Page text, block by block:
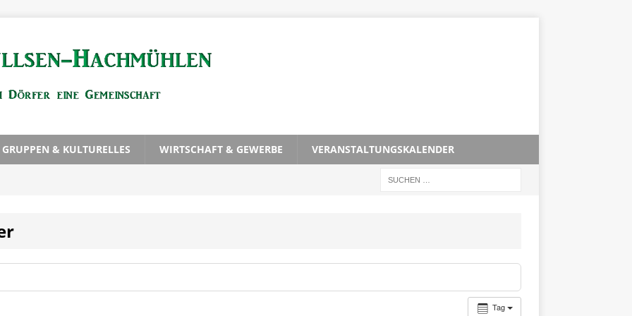
& KULTURELLES WIRTSCHAFT & GEWERBE VERANSTALTUNGSKALENDER
Tag